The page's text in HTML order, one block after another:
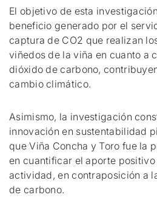
El objetivo de esta
beneficio generado por el
captura de CO2 que realizan
viñedos de la viña en cuanto a
dióxido de carbono,
cambio climático.
Asimismo, la investigación
innovación en sustentabilidad
que Viña Concha y Toro fue la
en cuantificar el aporte
actividad, en contraposición a
de carbono.